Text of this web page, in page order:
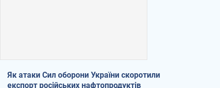
Як атаки Сил оборони України скоротили
експорт російських нафтопродуктів